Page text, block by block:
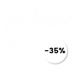
-35%